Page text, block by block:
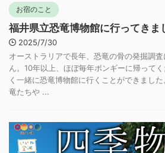
お宿のこと
福井県立恐竜博物館に行ってきま
2025/7/30
オーストラリアで長年、恐竜の骨の発掘調
ん。10年以上、ほぼ毎年ポンギーに帰って
く一緒に恐竜博物館に行くことができまし
竜たちや ...